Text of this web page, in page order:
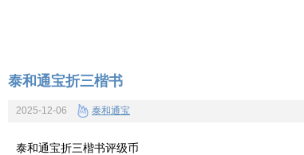
泰和通宝折三楷书
2025-12-06 泰和通宝
泰和通宝折三楷书评级币